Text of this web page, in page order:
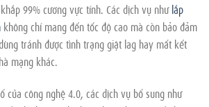
99% cương vực tỉnh. Các dịch vụ nhưlắp
không chỉ mang đến tốc độ cao mà còn bảo đảm
tránh được tình trạng giật lag hay mất kết
mạng khác.
của công nghệ 4.0, các dịch vụ bổ sung như